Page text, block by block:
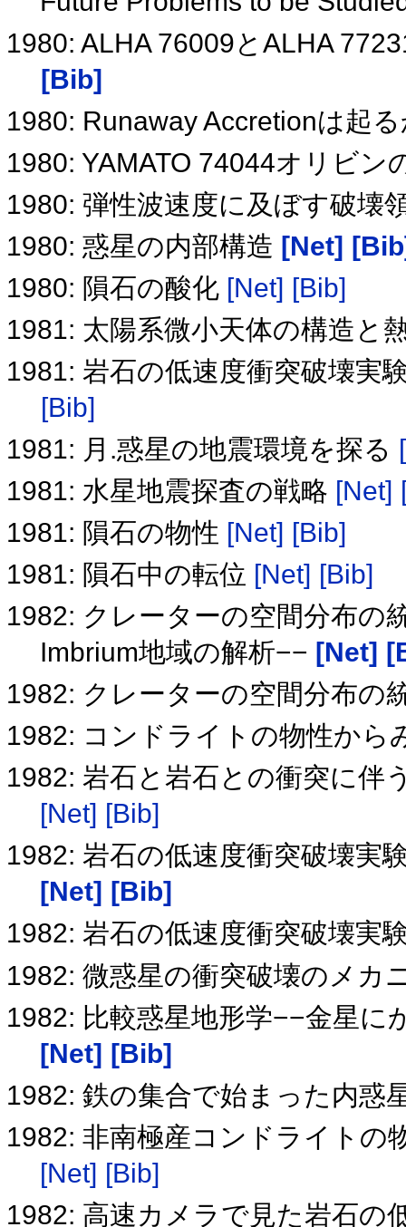
1980: ALHA 76009とALHA
[Bib]
1980: Runaway Accretionは起
1980: YAMATO 74044オリビ
1980: 弾性波速度に及ぼす破壊
1980: 惑星の内部構造 [Net]
1980: 隕石の酸化 [Net] [Bib]
1981: 太陽系微小天体の構造と
1981: 岩石の低速度衝突破壊実
[Bib]
1981: 月.惑星の地震環境を探る
1981: 水星地震探査の戦略 [Net]
1981: 隕石の物性 [Net] [Bib]
1981: 隕石中の転位 [Net] [Bib]
1982: クレーターの空間分布の
Imbrium地域の解析−− [Net]
1982: クレーターの空間分布の
1982: コンドライトの物性から
1982: 岩石と岩石との衝突に伴
[Net] [Bib]
1982: 岩石の低速度衝突破壊実
[Net] [Bib]
1982: 岩石の低速度衝突破壊実
1982: 微惑星の衝突破壊のメカ
1982: 比較惑星地形学−−金星
[Net] [Bib]
1982: 鉄の集合で始まった内惑
1982: 非南極産コンドライトの
[Net] [Bib]
1982: 高速カメラで見た岩石の